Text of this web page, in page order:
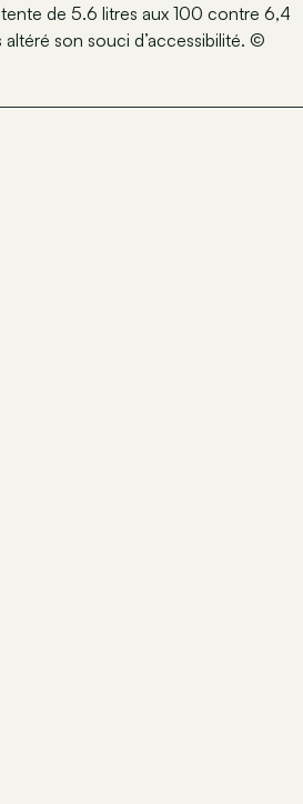
de 5.6 litres aux 100 contre 6,4
son souci d’accessibilité. ©